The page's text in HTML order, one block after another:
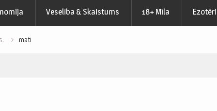
Veselība & Skaistums 18+ Mīla
mati